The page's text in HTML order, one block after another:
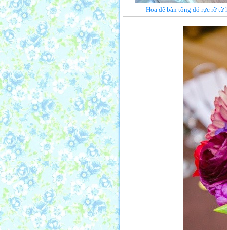
Hoa để bàn tông đỏ rực rỡ